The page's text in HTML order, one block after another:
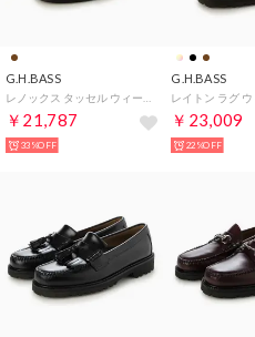
G.H.BASS
￥21,787
33%OFF
G.H.BASS
￥23,009
22%OFF